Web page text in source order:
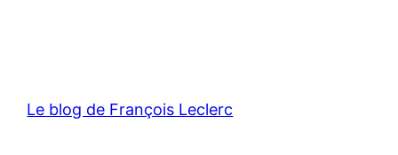
Le blog de François Leclerc